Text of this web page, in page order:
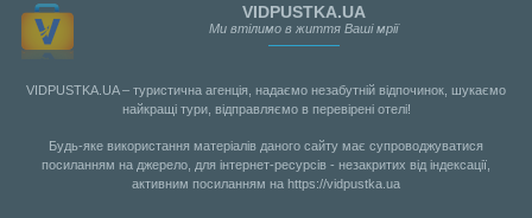
VIDPUSTKA.UA
Ми втілимо в життя Ваші мрії
VIDPUSTKA.UA – туристична агенція, надаємо незабутній відпочинок, шукаємо
найкращі тури, відправляємо в перевірені отелі!
Будь-яке використання матеріалів даного сайту має супроводжуватися
посиланням на джерело, для інтернет-ресурсів - незакритих від індексації,
активним посиланням на https://vidpustka.ua